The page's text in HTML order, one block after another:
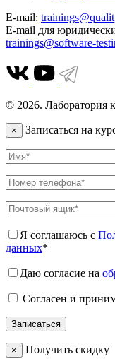
E-mail:
E-mail для
trainings@software-
© 2026. Лаборатория
× Записаться на
Я соглашаюсь с
данных*
Даю согласие на
Согласен и
× Получить скидку